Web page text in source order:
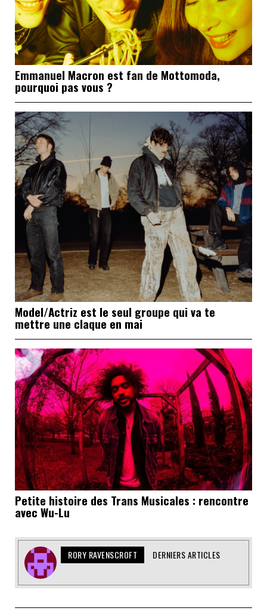
Emmanuel Macron est fan de Mottomoda,
pourquoi pas vous ?
Model/Actriz est le seul groupe qui va te
mettre une claque en mai
Petite histoire des Trans Musicales : rencontre
avec Wu-Lu
RORY RAVENSCROFT DERNIERS ARTICLES